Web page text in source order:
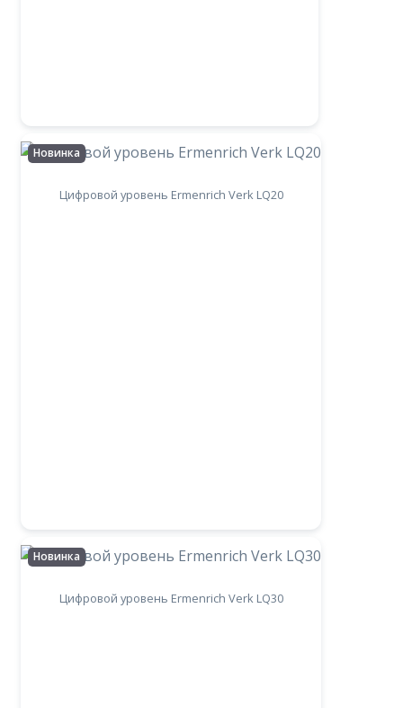
Новинка
Цифровой уровень Ermenrich Verk LQ20
Новинка
Цифровой уровень Ermenrich Verk LQ30